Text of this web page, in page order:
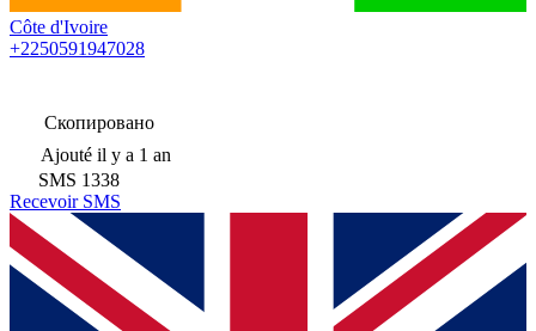
Côte d'Ivoire
+2250591947028
Скопировано
Ajouté il y a 1 an
SMS 1338
Recevoir SMS